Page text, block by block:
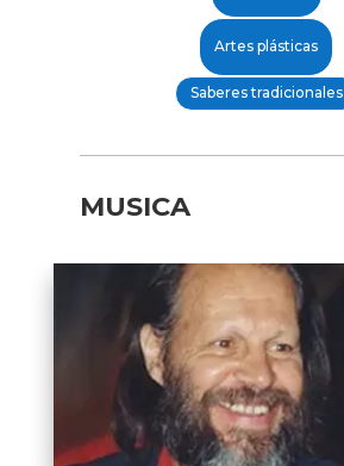
Artes plásticas
Saberes tradicionales
MUSICA